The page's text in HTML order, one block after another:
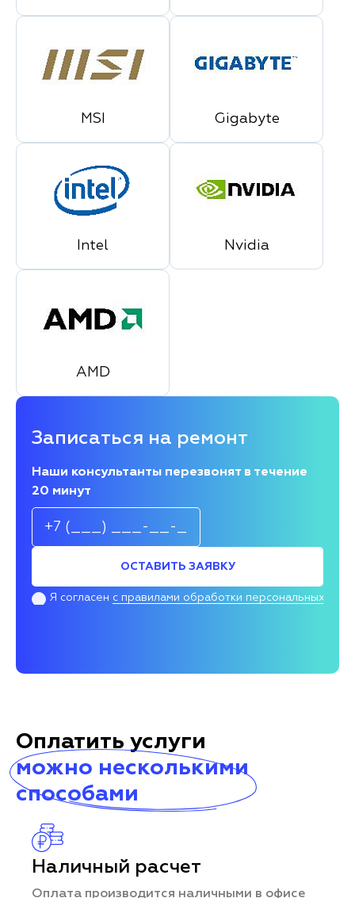
MSI Gigabyte
Intel Nvidia
AMD
Записаться на ремонт
Наши консультанты перезвонят в течение
20 минут
ОСТАВИТЬ ЗАЯВКУ
Я согласен с правилами обработки персональных
Оплатить услуги
можно несколькими
способами
Наличный расчет
Оплата производится наличными в офисе